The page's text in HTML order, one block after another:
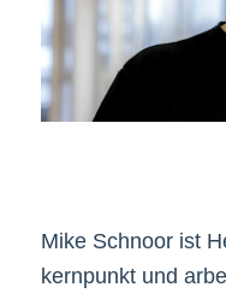
Mike Schnoor ist
kernpunkt und